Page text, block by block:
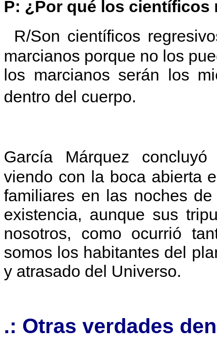
P: ¿Por qué los científicos
R/Son científicos
marcianos porque no los
los marcianos serán los
dentro del cuerpo.
García Márquez
viendo con la boca abierta
familiares en las noches
existencia, aunque sus
nosotros, como ocurrió
somos los habitantes del
y atrasado del Universo.
.: Otras verdades